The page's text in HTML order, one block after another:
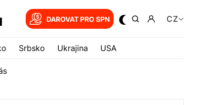
DAROVAT PRO SPN CZ
Srbsko Ukrajina USA